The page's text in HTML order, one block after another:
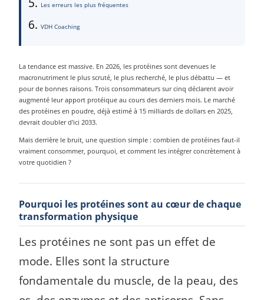
Les erreurs les plus fréquentes
VDH Coaching
La tendance est massive. En 2026, les protéines sont devenues le
macronutriment le plus scruté, le plus recherché, le plus débattu — et
pour de bonnes raisons. Trois consommateurs sur cinq déclarent avoir
augmenté leur apport protéique au cours des derniers mois. Le marché
des protéines en poudre, déjà estimé à 15 milliards de dollars en 2025,
devrait doubler d'ici 2033.
Mais derrière le bruit, une question simple : combien de protéines faut-il
vraiment consommer, pourquoi, et comment les intégrer concrètement à
votre quotidien ?
Pourquoi les protéines sont au cœur de chaque
transformation physique
Les protéines ne sont pas un effet de
mode. Elles sont la structure
fondamentale du muscle, de la peau, des